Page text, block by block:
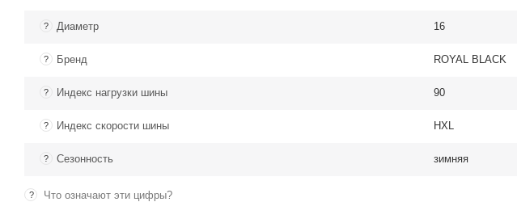
? Диаметр 16
? Бренд ROYAL BLACK
? Индекс нагрузки шины 90
? Индекс скорости шины HXL
? Сезонность зимняя
? Что означают эти цифры?